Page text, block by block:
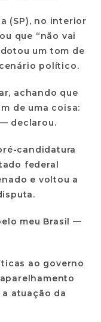
(SP), no interior
que “não vai
um tom de
político.
achando que
de uma coisa:
declarou.
candidatura
federal
e voltou a
meu Brasil —
ao governo
atuação da